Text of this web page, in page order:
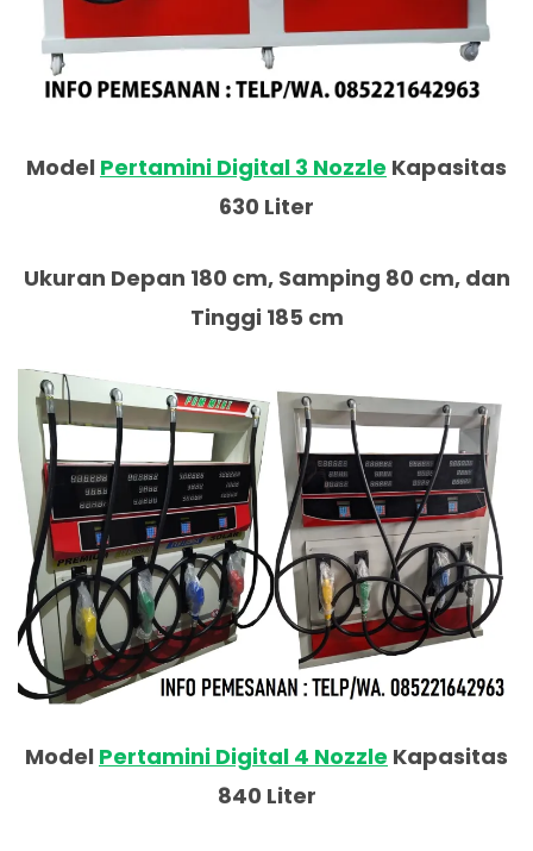
Model Pertamini Digital 3 Nozzle Kapasitas
630 Liter
Ukuran Depan 180 cm, Samping 80 cm, dan
Tinggi 185 cm
Model Pertamini Digital 4 Nozzle Kapasitas
840 Liter